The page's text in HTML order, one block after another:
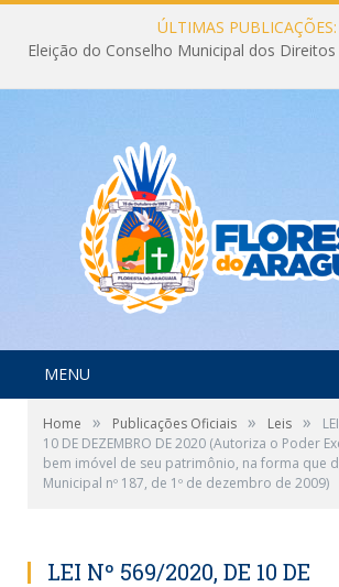
ÚLTIMAS PUBLICAÇÕES:
MENU
Home » Publicações Oficiais » Leis »
10 DE DEZEMBRO DE 2020 (Autoriza o Poder
bem imóvel de seu patrimônio, na forma que
Municipal nº 187, de 1º de dezembro de 2009)
LEI Nº 569/2020, DE 10 DE